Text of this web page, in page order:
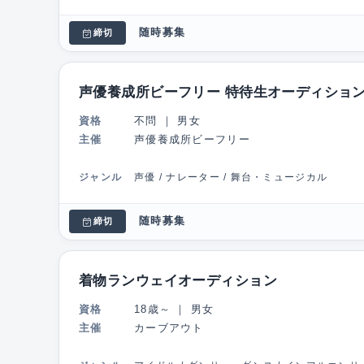
締切 随時募集
声優養成所ビーフリー 特待生オーディショ
資格 不問 ｜ 男女
主催
声優養成所ビーフリー
ジャンル 声優 / ナレーター / 舞台・ミュージカル
締切 随時募集
着物ランウェイオーディション
資格 18歳～ ｜ 男女
主催
カーブアウト